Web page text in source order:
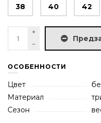
38 40 42
ОСОБЕННОСТИ
Цвет
Материал
Сезон